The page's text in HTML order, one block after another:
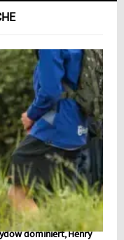
dominiert, Henry